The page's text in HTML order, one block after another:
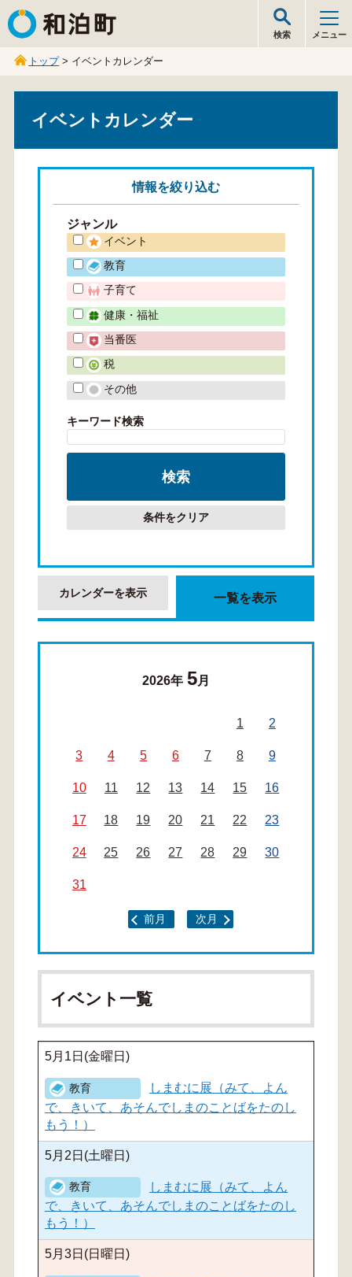
和泊町
検索 メニュー
トップ> イベントカレンダー
イベントカレンダー
情報を絞り込む
ジャンル
イベント
教育
子育て
健康・福祉
当番医
税
その他
キーワード検索
条件をクリア
カレンダーを表示 一覧を表示
2026年 5月
1 2
3 4 5 6 7 8 9
10 11 12 13 14 15 16
17 18 19 20 21 22 23
24 25 26 27 28 29 30
31
前月 次月
イベント一覧
5月1日(金曜日)
しまむに展（みて、よん
で、きいて、あそんでしまのことばをたのし
もう！）
5月2日(土曜日)
しまむに展（みて、よん
で、きいて、あそんでしまのことばをたのし
もう！）
5月3日(日曜日)